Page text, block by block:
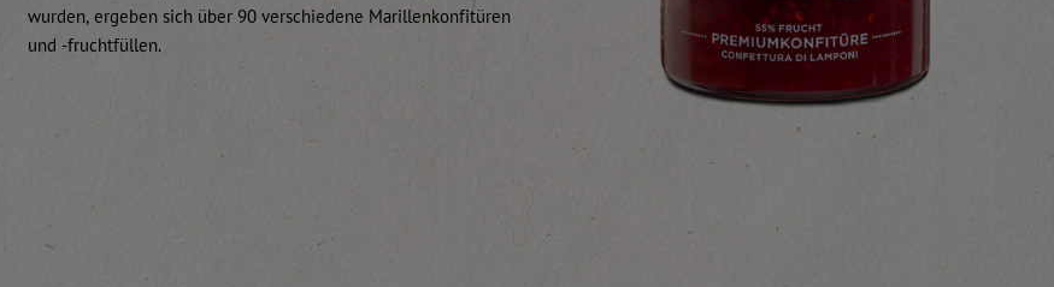
wurden, ergeben sich über 90 verschiedene Marillenkonfitüren
und -fruchtfüllen.